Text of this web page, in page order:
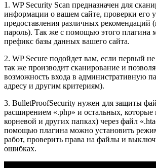
1. WP Security Scan предназначен для
информации о вашем сайте, проверки его
предоставления различных рекомендаций
пароль). Так же с помощью этого плагина
префикс базы данных вашего сайта.
2. WP Secure подойдет вам, если первый
так же производит сканирование и
возможность входа в административную
адресу и другим критериям).
3. BulletProofSecurity нужен для защиты
расширением «.php» и остальных, которые
корневой и других папках) через файл
помощью плагина можно установить
работ, проверить права на файлы и
ошибках.